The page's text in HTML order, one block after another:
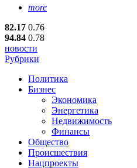
more
82.17 0.76
94.84 0.78
новости
Рубрики
Политика
Бизнес
Экономика
Энергетика
Недвижимость
Финансы
Общество
Происшествия
Нацпроекты